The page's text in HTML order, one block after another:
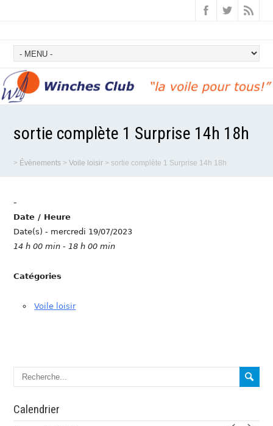
sortie complète 1 Surprise 14h 18h
> Évènements >Voile loisir > sortie complète 1 Surprise 14h 18h
-
Date / Heure
Date(s) - mercredi 19/07/2023
14 h 00 min - 18 h 00 min
Catégories
Voile loisir
Calendrier